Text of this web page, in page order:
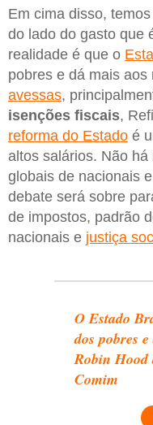
Em cima disso,
do lado do gasto que
realidade é que o
pobres e dá mais aos
avessas,
isenções fiscais,
reforma do Estado é
altos salários. Não
globais de nacionais
debate será sobre
de impostos, padrão
nacionais e justiça
O Estado
dos pobres
Robin Hood
Comim